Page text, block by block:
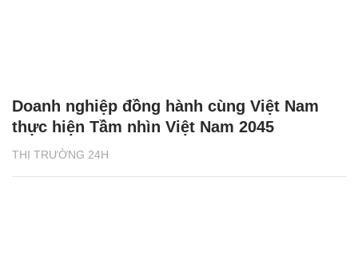
THỊ TRƯỜNG 24H
Doanh nghiệp đồng hành cùng Việt Nam
thực hiện Tầm nhìn Việt Nam 2045